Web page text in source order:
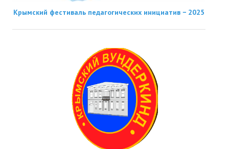
Крымский фестиваль педагогических инициатив − 2025